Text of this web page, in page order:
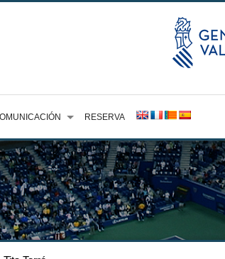
RESERVA